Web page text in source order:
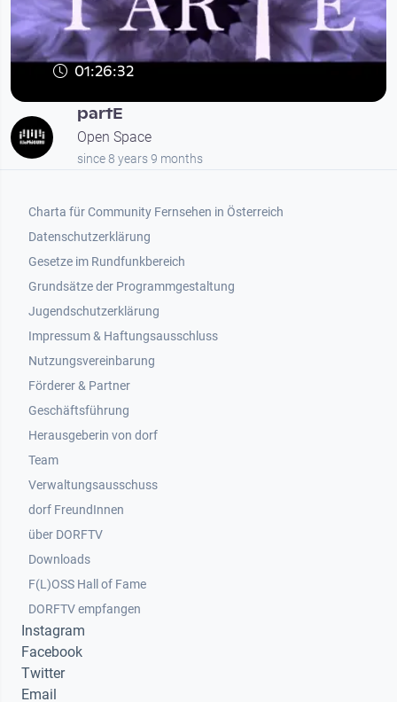
01:26:32
partE
Open Space
since 8 years 9 months
Footer 1
Charta für Community Fernsehen in Österreich
Datenschutzerklärung
Gesetze im Rundfunkbereich
Grundsätze der Programmgestaltung
Jugendschutzerklärung
Impressum & Haftungsausschluss
Nutzungsvereinbarung
Footer 2
Förderer & Partner
Geschäftsführung
Herausgeberin von dorf
Team
Verwaltungsausschuss
dorf FreundInnen
Footer 3
über DORFTV
Downloads
F(L)OSS Hall of Fame
Footer 4
DORFTV empfangen
Instagram
Facebook
Twitter
Email